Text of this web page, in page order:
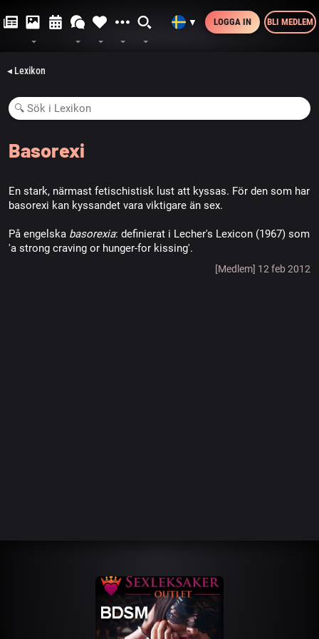
▼ LOGGA IN BLI MEDLEM
◂ Lexikon
Basorexi
En stark, närmast fetischistisk lust att kyssas. För den som har
basorexi kan kyssandet vara viktigare än sex.
På engelska basorexia: definierat i Lecher's Lexicon (1967) som
'a strong craving or hunger-for kissing'.
[Medlem] 12 feb 2012